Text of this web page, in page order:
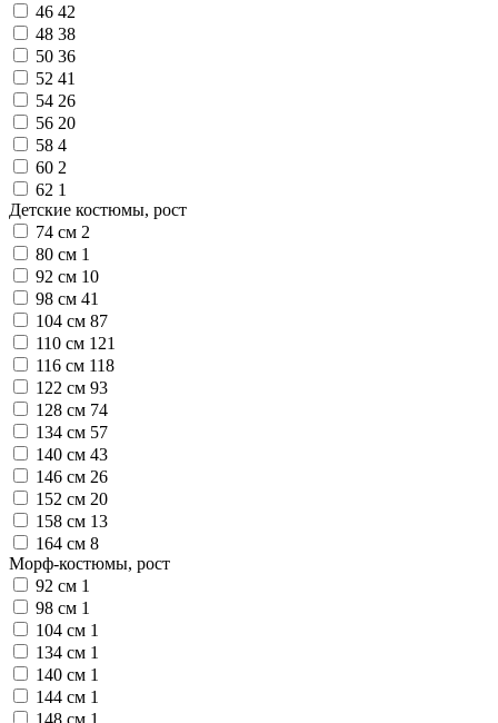
46 42
48 38
50 36
52 41
54 26
56 20
58 4
60 2
62 1
Детские костюмы, рост
74 см 2
80 см 1
92 см 10
98 см 41
104 см 87
110 см 121
116 см 118
122 см 93
128 см 74
134 см 57
140 см 43
146 см 26
152 см 20
158 см 13
164 см 8
Морф-костюмы, рост
92 см 1
98 см 1
104 см 1
134 см 1
140 см 1
144 см 1
148 см 1